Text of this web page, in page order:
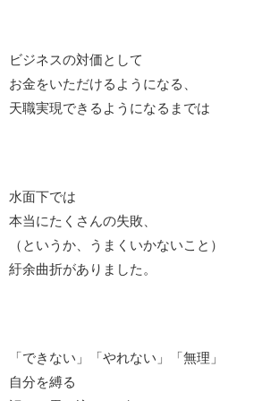
ビジネスの対価として
お金をいただけるようになる、
天職実現できるようになるまでは
水面下では
本当にたくさんの失敗、
（というか、うまくいかないこと）
紆余曲折がありました。
「できない」「やれない」「無理」
自分を縛る